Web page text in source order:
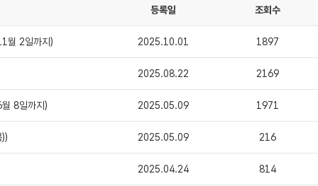
등록일 조회수
월 2일까지) 2025.10.01 1897
2025.08.22 2169
8일까지) 2025.05.09 1971
2025.05.09 216
2025.04.24 814